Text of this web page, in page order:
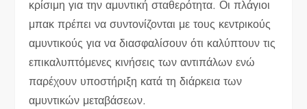
κρίσιμη για την αμυντική σταθερότητα. Οι πλάγιοι
μπακ πρέπει να συντονίζονται με τους κεντρικούς
αμυντικούς για να διασφαλίσουν ότι καλύπτουν τις
επικαλυπτόμενες κινήσεις των αντιπάλων ενώ
παρέχουν υποστήριξη κατά τη διάρκεια των
αμυντικών μεταβάσεων.